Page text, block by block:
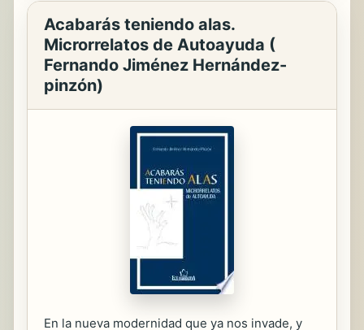
Acabarás teniendo alas.
Microrrelatos de Autoayuda (
Fernando Jiménez Hernández-
pinzón)
En la nueva modernidad que ya nos invade, y